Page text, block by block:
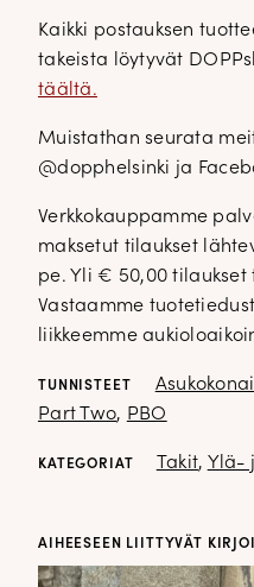
Kaikki postauksen
takeista löytyvät
täältä.
Muistathan seurata
@dopphelsinki ja
Verkkokauppamme
maksetut tilaukset
pe. Yli € 50,00
Vastaamme
liikkeemme
TUNNISTEET
Part Two, PBO
KATEGORIAT Takit, Ylä-
AIHEESEEN LIITTYVÄT